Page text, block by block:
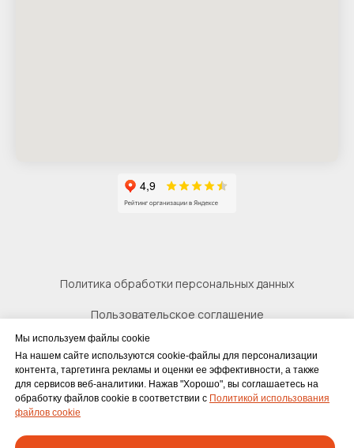
Политика обработки персональных данных
Пользовательское соглашение
Согласие на обработку персональных данных
Мы используем файлы cookie
На нашем сайте используются cookie-файлы для персонализации
контента, таргетинга рекламы и оценки ее эффективности, а также
для сервисов веб-аналитики. Нажав "Хорошо", вы соглашаетесь на
обработку файлов cookie в соответствии с Политикой использования
файлов cookie